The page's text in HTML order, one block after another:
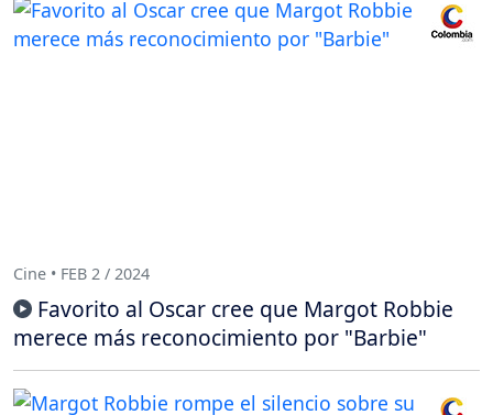
Cine • FEB 2 / 2024
Favorito al Oscar cree que Margot Robbie
merece más reconocimiento por "Barbie"